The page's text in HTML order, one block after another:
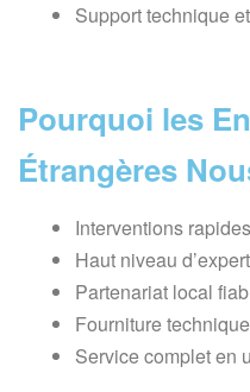
Support technique
Pourquoi les
Étrangères
Interventions rapides
Haut niveau
Partenariat local
Fourniture
Service complet en